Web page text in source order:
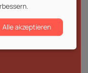
LIVE-
Alle akzeptieren